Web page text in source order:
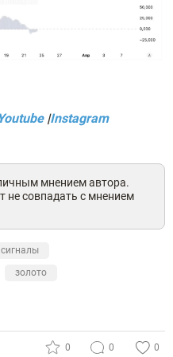
Youtube|Instagram
мнением автора.
не совпадать с мнением
золото
0 0 0